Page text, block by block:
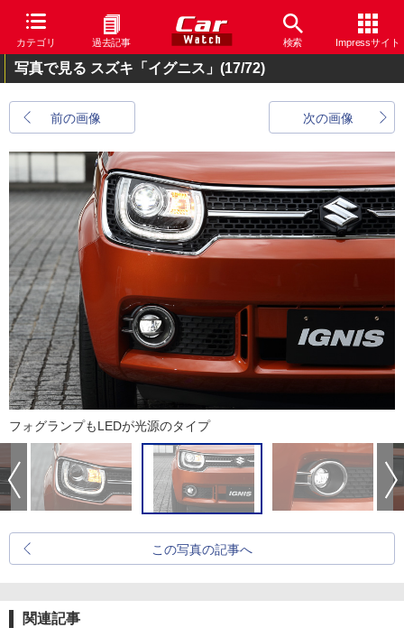
カテゴリ 過去記事 検索 Impressサイト
写真で見る スズキ「イグニス」 (17/72)
前の画像 次の画像
フォグランプもLEDが光源のタイプ
この写真の記事へ
関連記事